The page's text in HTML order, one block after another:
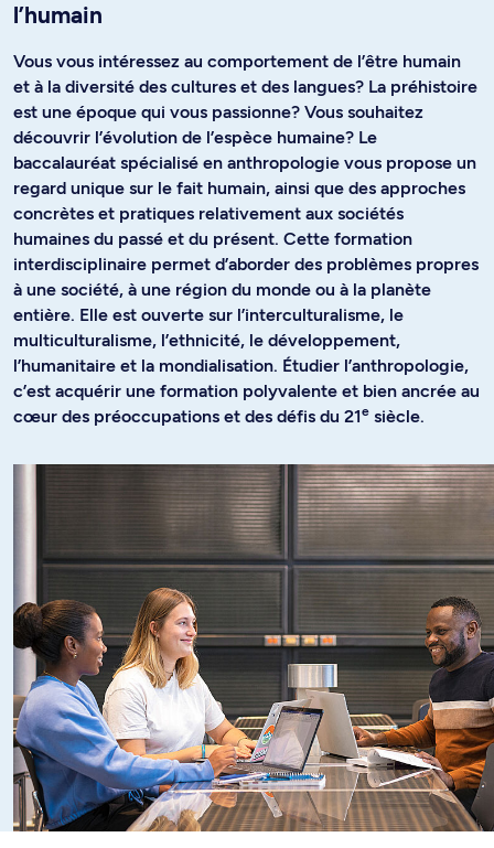
l’humain
Vous vous intéressez au comportement de l’être humain
et à la diversité des cultures et des langues? La préhistoire
est une époque qui vous passionne? Vous souhaitez
découvrir l’évolution de l’espèce humaine? Le
baccalauréat spécialisé en anthropologie vous propose un
regard unique sur le fait humain, ainsi que des approches
concrètes et pratiques relativement aux sociétés
humaines du passé et du présent. Cette formation
interdisciplinaire permet d’aborder des problèmes propres
à une société, à une région du monde ou à la planète
entière. Elle est ouverte sur l’interculturalisme, le
multiculturalisme, l’ethnicité, le développement,
l’humanitaire et la mondialisation. Étudier l’anthropologie,
c’est acquérir une formation polyvalente et bien ancrée au
cœur des préoccupations et des défis du 21e siècle.